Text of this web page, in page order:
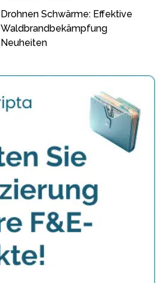
Drohnen Schwärme: Effektive
Waldbrandbekämpfung
Neuheiten